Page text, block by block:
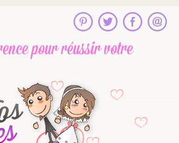
pour réussir votre